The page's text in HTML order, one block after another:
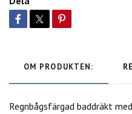
OM PRODUKTEN:
Regnbågsfärgad baddräkt